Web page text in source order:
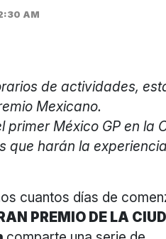
AM
de actividades,
Mexicano.
México GP en la
que harán la
cuantos días de
PREMIO DE LA